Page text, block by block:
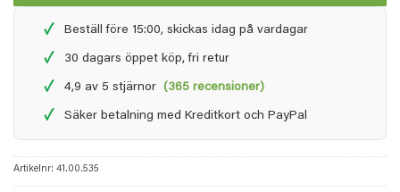
✓ Beställ före 15:00, skickas idag på vardagar
✓ 30 dagars öppet köp, fri retur
✓ 4,9 av 5 stjärnor(365 recensioner)
✓ Säker betalning med Kreditkort och PayPal
Artikelnr: 41.00.535